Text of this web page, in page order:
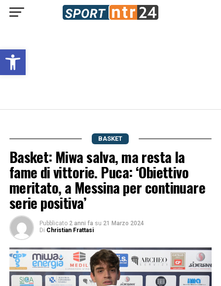
Open toolbar
BASKET
Basket: Miwa salva, ma resta la
fame di vittorie. Puca: ‘Obiettivo
meritato, a Messina per continuare
serie positiva’
Pubblicato 2 anni fa su 21 Marzo 2024
Di Christian Frattasi